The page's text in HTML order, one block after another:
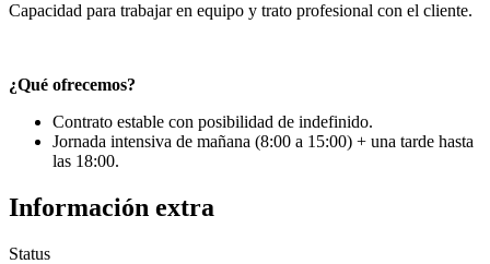
Capacidad para trabajar en equipo y trato profesional con el cliente.
¿Qué ofrecemos?
Contrato estable con posibilidad de indefinido.
Jornada intensiva de mañana (8:00 a 15:00) + una tarde hasta
las 18:00.
Información extra
Status